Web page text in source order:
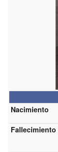
Nacimiento
Fallecimiento